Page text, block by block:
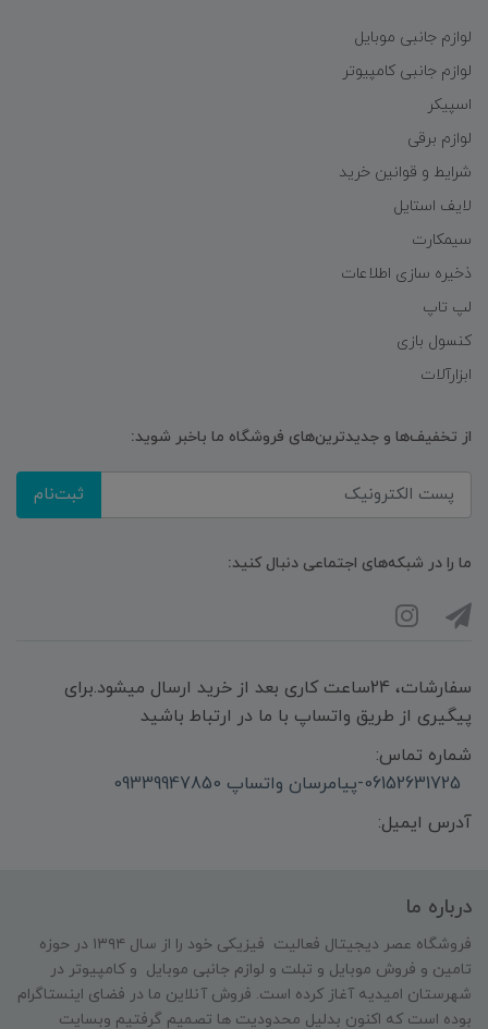
لوازم جانبی موبایل
لوازم جانبی کامپیوتر
اسپیکر
لوازم برقی
شرایط و قوانین خرید
لایف استایل
سیمکارت
ذخیره سازی اطلاعات
لپ تاپ
کنسول بازی
ابزارآلات
از تخفیف‌ها و جدیدترین‌های فروشگاه ما باخبر شوید:
ثبت‌نام
ما را در شبکه‌های اجتماعی دنبال کنید:
سفارشات، 24ساعت کاری بعد از خرید ارسال میشود.برای
پیگیری از طریق واتساپ با ما در ارتباط باشید
شماره تماس:
06152631725-پیامرسان واتساپ 09339947850
آدرس ایمیل:
درباره ما
فروشگاه عصر دیجیتال فعالیت فیزیکی خود را از سال ۱۳۹۴ در حوزه
تامین و‌ فروش موبایل و تبلت و لوازم جانبی موبایل و کامپیوتر در
شهرستان امیدیه آغاز کرده است. فروش آنلاین ما در فضای اینستاگرام
بوده است که اکنون بدلیل محدودیت ها تصمیم گرفتیم وبسایت